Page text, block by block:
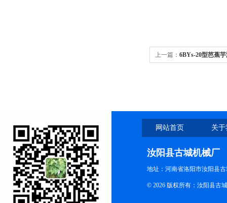
上一篇： 6BYs-20型芭蕉
网站首页 关
汝阳县古城机械厂
地址：河南省洛阳市汝阳县
© 2026 版权所有：汝阳县古